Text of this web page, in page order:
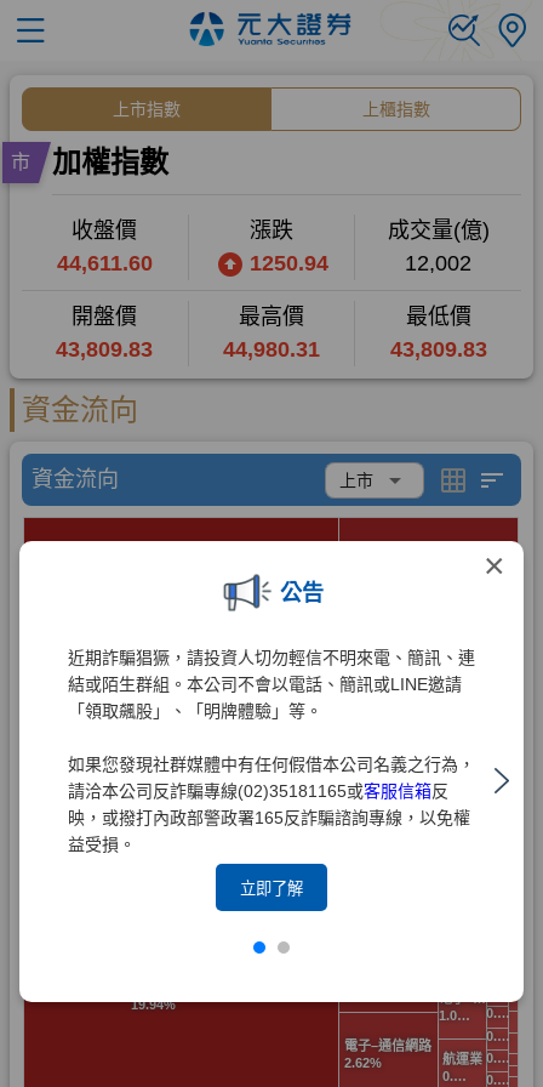
×
公告
近期詐騙猖獗，請投資人切勿輕信不明來電、簡訊、連
結或陌生群組。本公司不會以電話、簡訊或LINE邀請
「領取飆股」、「明牌體驗」等。
如果您發現社群媒體中有任何假借本公司名義之行為，
請洽本公司反詐騙專線(02)35181165或客服信箱反
映，或撥打內政部警政署165反詐騙諮詢專線，以免權
益受損。
立即了解